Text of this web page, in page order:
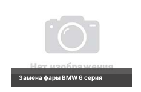
Замена фары BMW 6 серия